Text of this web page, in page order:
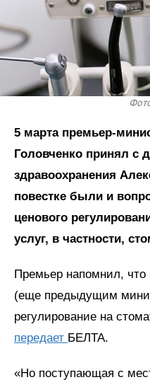
5 марта премьер-
Головченко принял с
здравоохранения
повестке были и
ценового
услуг, в частности,
Премьер напомнил,
(еще предыдущим
регулирование на
передает БЕЛТА.
«Но поступающая с